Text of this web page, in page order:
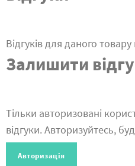
Відгуків для даного
Залишити
Тільки авторизовані
відгуки. Авторизуйтесь,
Авторизація